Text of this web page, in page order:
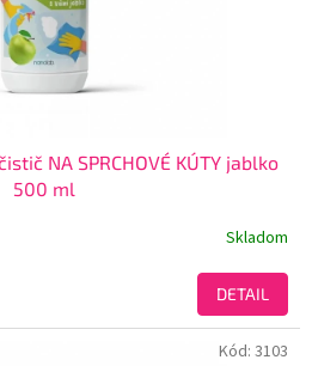
NA SPRCHOVÉ KÚTY jablko
500 ml
Skladom
DETAIL
Kód: 3103